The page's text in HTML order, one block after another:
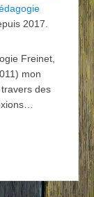
2017.
Freinet,
mon
des